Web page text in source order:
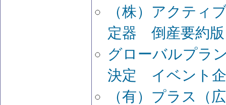
（株）アクティ
定器 倒産要約版
グローバルプラ
決定 イベント
（有）プラス